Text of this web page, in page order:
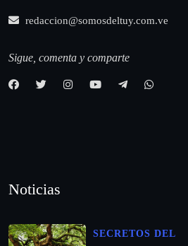
redaccion@somosdeltuy.com.ve
Sigue, comenta y comparte
Noticias
SECRETOS DEL